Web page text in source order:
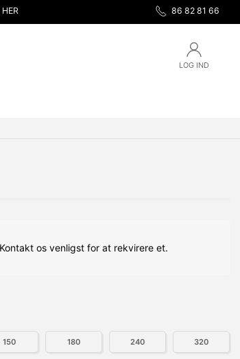
86 82 81 66
LOG IND
os venligst for at rekvirere et.
150 180 240 320